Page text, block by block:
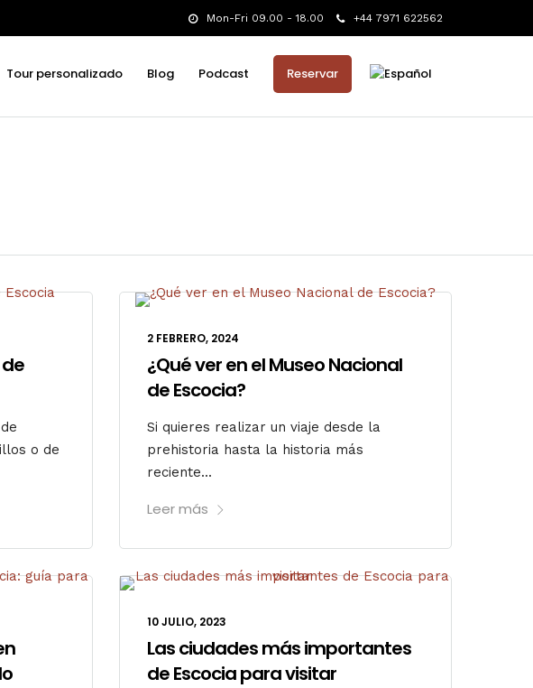
Mon-Fri 09.00 - 18.00 +44 7971 622562
Tour personalizado Blog Podcast Reservar
o de
2 FEBRERO, 2024
¿Qué ver en el Museo Nacional
de Escocia?
Si quieres realizar un viaje desde la
prehistoria hasta la historia más
reciente...
Leer más
10 JULIO, 2023
Las ciudades más importantes
de Escocia para visitar